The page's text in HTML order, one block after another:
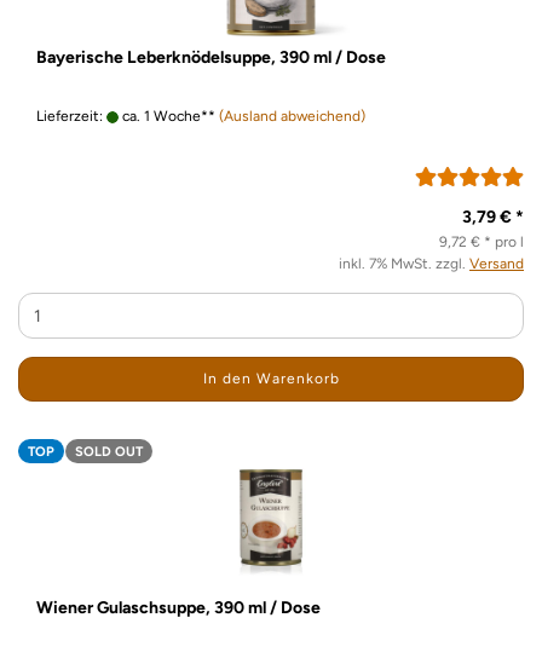
Bayerische Leberknödelsuppe, 390 ml / Dose
Lieferzeit: ca. 1 Woche** (Ausland abweichend)
3,79 € *
9,72 € * pro l
inkl. 7% MwSt. zzgl. Versand
In den Warenkorb
TOP SOLD OUT
Wiener Gulaschsuppe, 390 ml / Dose